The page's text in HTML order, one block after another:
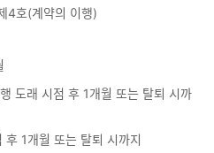
4호(계약의 이행)
도래 시점 후 1개월 또는 탈퇴 시까
1개월 또는 탈퇴 시까지